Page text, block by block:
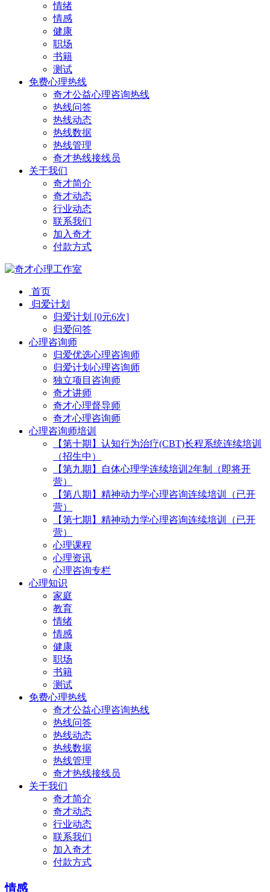
情绪
情感
健康
职场
书籍
测试
免费心理热线
奇才公益心理咨询热线
热线问答
热线动态
热线数据
热线管理
奇才热线接线员
关于我们
奇才简介
奇才动态
行业动态
联系我们
加入奇才
付款方式
首页
归爱计划
归爱计划 [0元6次]
归爱问答
心理咨询师
归爱优选心理咨询师
归爱计划心理咨询师
独立项目咨询师
奇才讲师
奇才心理督导师
奇才心理咨询师
心理咨询师培训
【第十期】认知行为治疗(CBT)长程系统连续培训
（招生中）
【第九期】自体心理学连续培训2年制（即将开
营）
【第八期】精神动力学心理咨询连续培训（已开
营）
【第七期】精神动力学心理咨询连续培训（已开
营）
心理课程
心理资讯
心理咨询专栏
心理知识
家庭
教育
情绪
情感
健康
职场
书籍
测试
免费心理热线
奇才公益心理咨询热线
热线问答
热线动态
热线数据
热线管理
奇才热线接线员
关于我们
奇才简介
奇才动态
行业动态
联系我们
加入奇才
付款方式
情感